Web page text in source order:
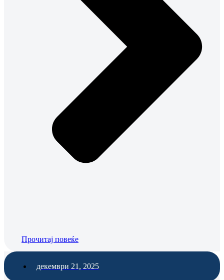
Прочитај повеќе
декември 21, 2025